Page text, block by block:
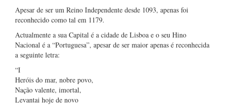
Apesar de ser um Reino Independente desde 1093, apenas foi
reconhecido como tal em 1179.
Actualmente a sua Capital é a cidade de Lisboa e o seu Hino
Nacional é a “Portuguesa”, apesar de ser maior apenas é reconhecida
a seguinte letra:
“I
Heróis do mar, nobre povo,
Nação valente, imortal,
Levantai hoje de novo